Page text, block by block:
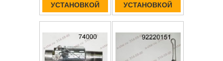
УСТАНОВКОЙ
УСТАНОВКОЙ